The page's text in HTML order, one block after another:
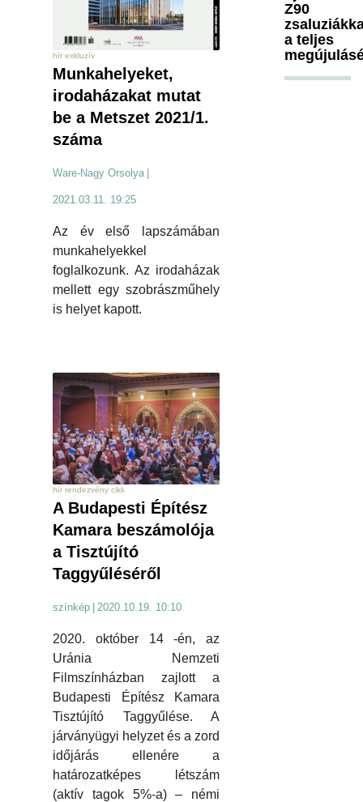
hír exkluzív
Munkahelyeket,
irodaházakat mutat
be a Metszet 2021/1.
száma
Ware-Nagy Orsolya
2021.03.11. 19:25
Az év első lapszámában
munkahelyekkel
foglalkozunk. Az irodaházak
mellett egy szobrászműhely
is helyet kapott.
hír rendezvény cikk
A Budapesti Építész
Kamara beszámolója
a Tisztújító
Taggyűléséről
színkép 2020.10.19. 10:10
2020. október 14 -én, az
Uránia Nemzeti
Filmszínházban zajlott a
Budapesti Építész Kamara
Tisztújító Taggyűlése. A
járványügyi helyzet és a zord
időjárás ellenére a
határozatképes létszám
(aktív tagok 5%-a) – némi
Z90
a teljes